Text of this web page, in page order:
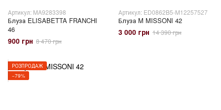
Артикул: MA9283398
Блуза ELISABETTA FRANCHI
46
900 грн 8 470 грн
Артикул: ED0862B5-M12257527
Блуза M MISSONI 42
3 000 грн 14 390 грн
РОЗПРОДАЖ
−79%